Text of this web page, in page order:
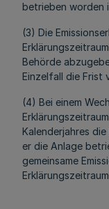
betrieben worden
(3) Die
Behörde
Einzelfall die Frist
(4) Bei einem
Kalenderjahres
er die Anlage
gemeinsame